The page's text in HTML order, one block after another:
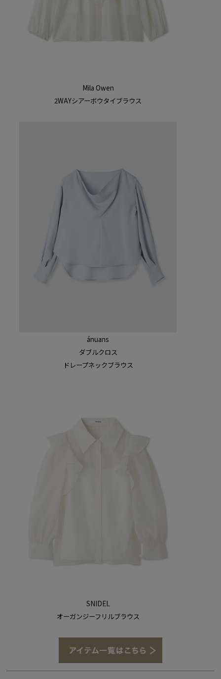
Mila Owen
2WAYシアーボウタイブラウス
ánuans
ダブルクロス
ドレープネックブラウス
SNIDEL
オーガンジーフリルブラウス